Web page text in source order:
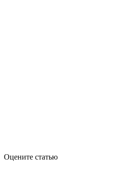
Оцените статью